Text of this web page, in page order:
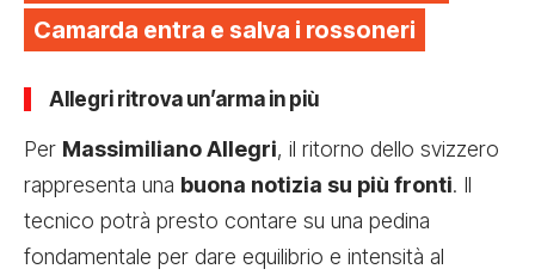
Camarda entra e salva i rossoneri
Allegri ritrova un’arma in più
Per Massimiliano Allegri, il ritorno dello svizzero
rappresenta una buona notizia su più fronti. Il
tecnico potrà presto contare su una pedina
fondamentale per dare equilibrio e intensità al